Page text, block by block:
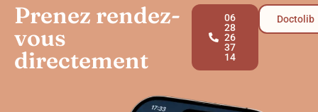
Prenez rendez-
vous
directement
06
28
26
37
14
Doctolib